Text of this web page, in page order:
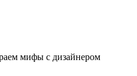
мифы с дизайнером